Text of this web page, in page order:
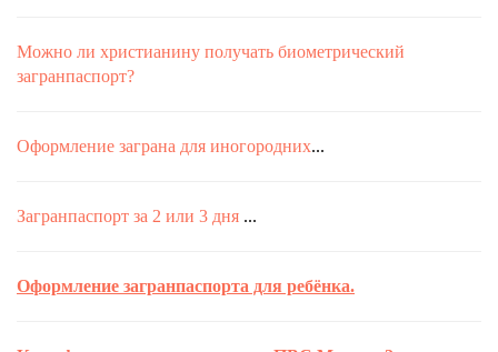
Можно ли христианину получать биометрический
загранпаспорт?
Оформление заграна для иногородних...
Загранпаспорт за 2 или 3 дня ...
Оформление загранпаспорта для ребёнка.